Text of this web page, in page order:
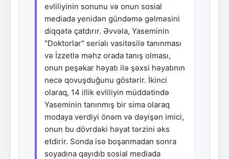
evliliyinin sonunu və onun sosial
mediada yenidən gündəmə gəlməsini
diqqətə çatdırır. Əvvəla, Yaseminin
"Doktorlar" serialı vasitəsilə tanınması
və İzzetlə məhz orada tanış olması,
onun peşəkar həyatı ilə şəxsi həyatının
necə qovuşduğunu göstərir. İkinci
olaraq, 14 illik evliliyin müddətində
Yaseminin tanınmış bir sima olaraq
modaya verdiyi önəm və dəyişən imici,
onun bu dövrdəki həyat tərzini əks
etdirir. Sonda isə boşanmadan sonra
soyadına qayıdıb sosial mediada